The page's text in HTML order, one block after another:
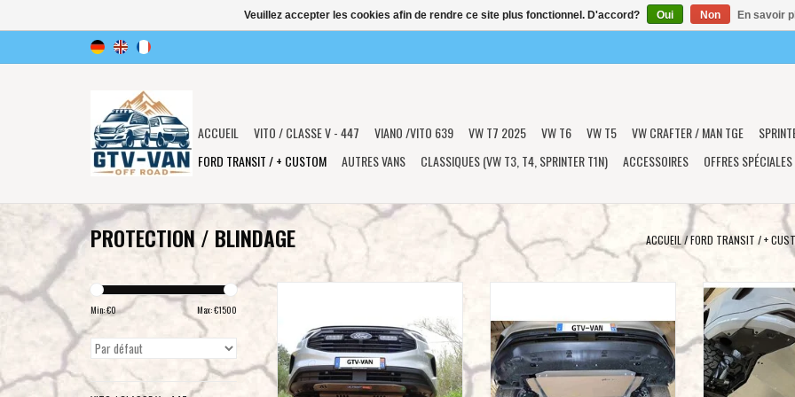
ACCUEIL VITO / CLASSE V - 447 VIANO /VITO 639 VW T7 2025 VW T6 VW T5 VW CRAFTER / MAN TGE
FORD TRANSIT / + CUSTOM
AUTRES VANS CLASSIQUES (VW T3, T4, SPRINTER T1N) ACCESSOIRES OFFRES SPÉCIALES
PROTECTION / BLINDAGE ACCUEIL/FORD TRANSIT / +
Min: €0 Max: €1500
pour Ford Transit/Tourneo Custom
V710 (NRN/NXN)
AJOUTER AU PANIER
la boîte de transfert et la direction pour
Ford Transit Custom/Tourneo V710
(NRN/NXN) 2024+ & VW T7 2025+
AJOUTER AU PANIER
6 mm Protection
aluminium
moteur, boîte de
transfert, pour
Custom V710
Veuillez accepter les cookies afin de rendre ce site plus fonctionnel. D'accord? Oui Non En savoir